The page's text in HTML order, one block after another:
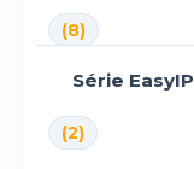
(8)
Série EasyIP
(2)